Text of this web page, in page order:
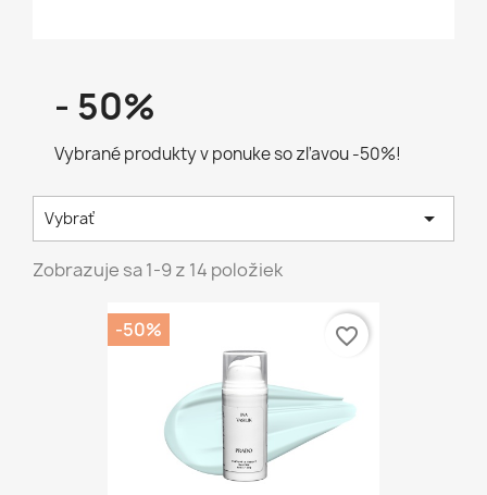
- 50%
Vybrané produkty v ponuke so zľavou -50%!
Vybrať 
Zobrazuje sa 1-9 z 14 položiek
-50% favorite_border